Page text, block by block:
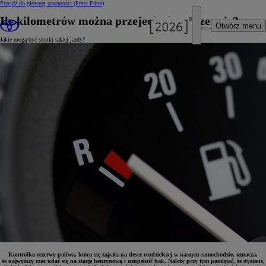
Przejdź do głównej zawartości (Press Enter)
Otwórz menu
Ile kilometrów można przejechać na rezerwie?
Jakie mogą być skutki takiej jazdy?
Kontrolka rezerwy paliwa, która się zapala na desce rozdzielczej w naszym samochodzie, oznacza,
że najwyższy czas udać się na stację benzynową i uzupełnić bak. Należy przy tym pamiętać, że dystans,